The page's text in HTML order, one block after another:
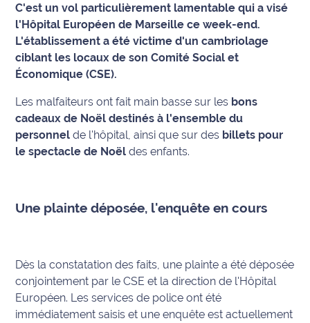
Éducation
Emploi
Environnement
Info
route
Justice
Météo
Santé
Social
C'est un vol particulièrement lamentable qui a visé
l'Hôpital Européen de Marseille ce week-end.
L'établissement a été victime d'un cambriolage
ciblant les locaux de son Comité Social et
Économique (CSE).
Les malfaiteurs ont fait main basse sur les bons
cadeaux de Noël destinés à l'ensemble du
personnel de l'hôpital, ainsi que sur des billets pour
le spectacle de Noël des enfants.
Une plainte déposée, l'enquête en cours
Dès la constatation des faits, une plainte a été déposée
conjointement par le CSE et la direction de l'Hôpital
Européen. Les services de police ont été
immédiatement saisis et une enquête est actuellement